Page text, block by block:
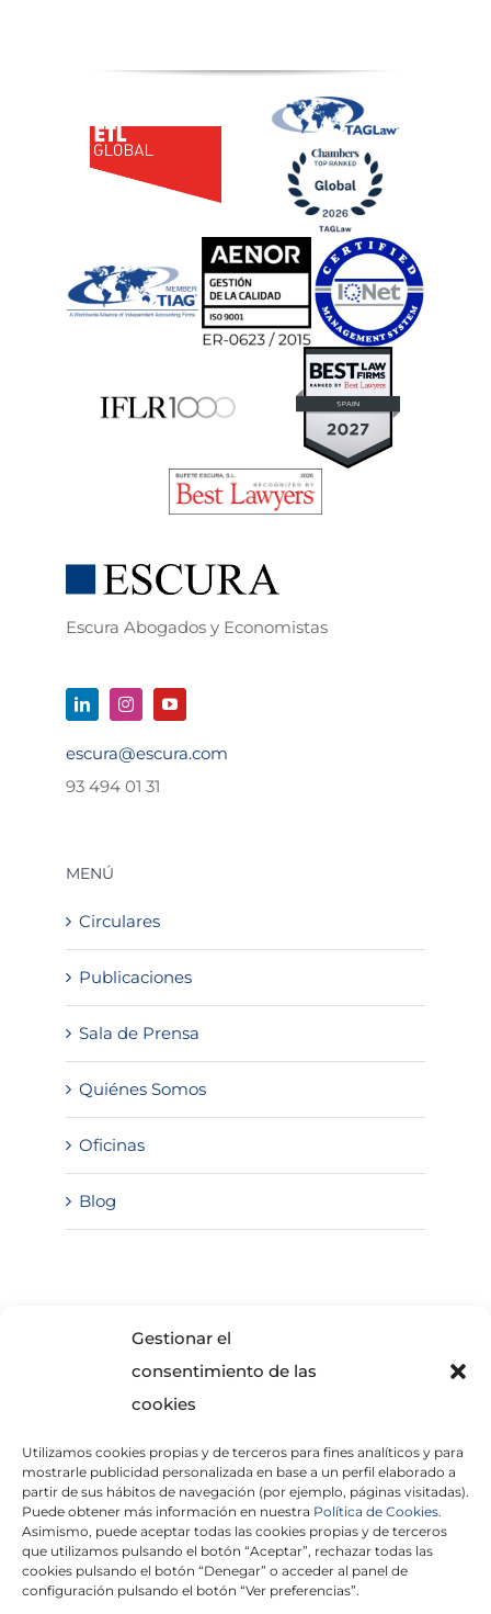
Gestionar el
consentimiento de las
cookies
Utilizamos cookies propias y de terceros para fines analíticos y para
mostrarle publicidad personalizada en base a un perfil elaborado a
partir de sus hábitos de navegación (por ejemplo, páginas visitadas).
Puede obtener más información en nuestra Política de Cookies.
Asimismo, puede aceptar todas las cookies propias y de terceros
que utilizamos pulsando el botón “Aceptar”, rechazar todas las
cookies pulsando el botón “Denegar” o acceder al panel de
configuración pulsando el botón “Ver preferencias”.
Escura Abogados y Economistas
escura@escura.com
93 494 01 31
MENÚ
Circulares
Publicaciones
Sala de Prensa
Quiénes Somos
Oficinas
Blog
He leído y acepto laPolítica de Privacidad